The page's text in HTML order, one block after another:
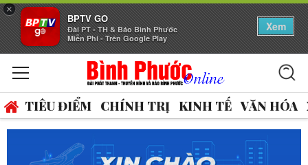
×
BPTV GO
Đài PT - TH & Báo Bình Phước
Miễn Phí - Trên Google Play
Xem
TIÊU ĐIỂM CHÍNH TRỊ KINH TẾ VĂN HÓA